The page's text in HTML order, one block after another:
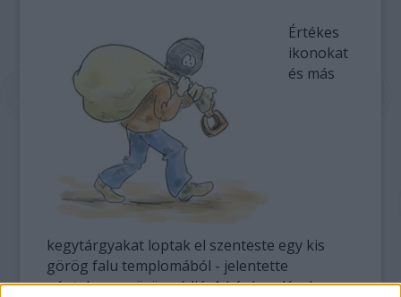
Értékes
ikonokat
és más
kegytárgyakat loptak el szenteste egy kis
görög falu templomából - jelentette
pénteken a görög rádió. A kár becslések